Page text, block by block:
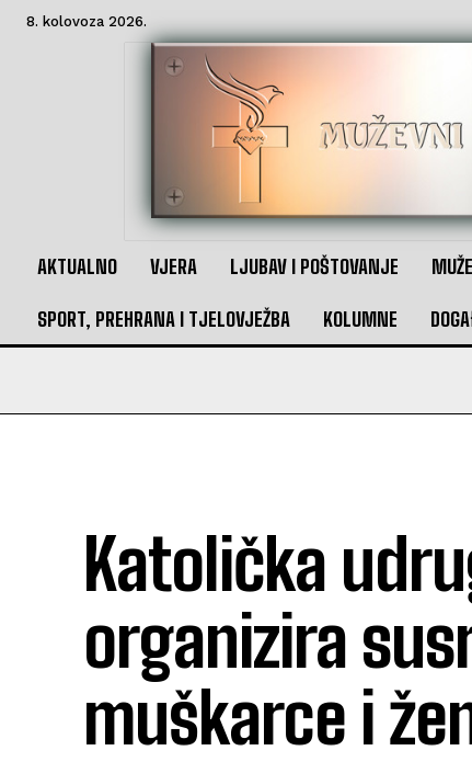
8. kolovoza 2026.
AKTUALNO VJERA LJUBAV I POŠTOVANJE
SPORT, PREHRANA I TJELOVJEŽBA KOLUMNE
Katolička
organizira
muškarce i